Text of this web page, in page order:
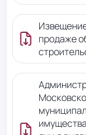
продаже